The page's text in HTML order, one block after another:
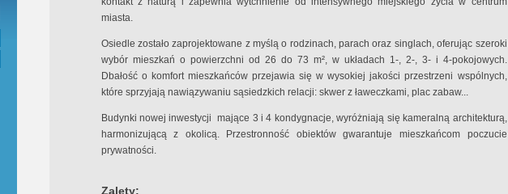
miasta.
Osiedle zostało zaprojektowane z myślą o rodzinach, parach oraz singlach, oferując szeroki
wybór mieszkań o powierzchni od 26 do 73 m², w układach 1-, 2-, 3- i 4-pokojowych.
Dbałość o komfort mieszkańców przejawia się w wysokiej jakości przestrzeni wspólnych,
które sprzyjają nawiązywaniu sąsiedzkich relacji: skwer z ławeczkami, plac zabaw...
Budynki nowej inwestycji mające 3 i 4 kondygnacje, wyróżniają się kameralną architekturą,
harmonizującą z okolicą. Przestronność obiektów gwarantuje mieszkańcom poczucie
prywatności.
Zalety: